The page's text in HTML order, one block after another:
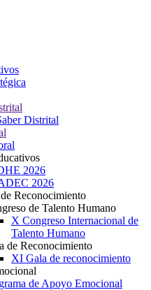
Distrital
2026
2026
Reconocimiento
de Talento Humano
X Congreso Internacional de
Talento Humano
de Reconocimiento
XI Gala de reconocimiento
de Apoyo Emocional